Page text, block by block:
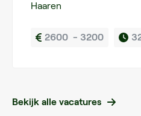
Haaren
2600  - 3200
Bekijk alle vacatures